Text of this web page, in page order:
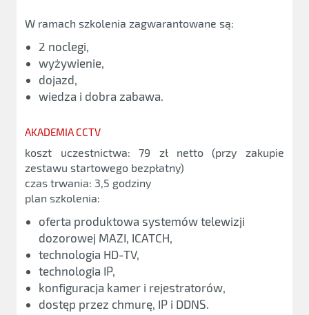
W ramach szkolenia zagwarantowane są:
2 noclegi,
wyżywienie,
dojazd,
wiedza i dobra zabawa.
AKADEMIA CCTV
koszt uczestnictwa: 79 zł netto (przy zakupie
zestawu startowego bezpłatny)
czas trwania: 3,5 godziny
plan szkolenia:
oferta produktowa systemów telewizji
dozorowej MAZI, ICATCH,
technologia HD-TV,
technologia IP,
konfiguracja kamer i rejestratorów,
dostęp przez chmurę, IP i DDNS.